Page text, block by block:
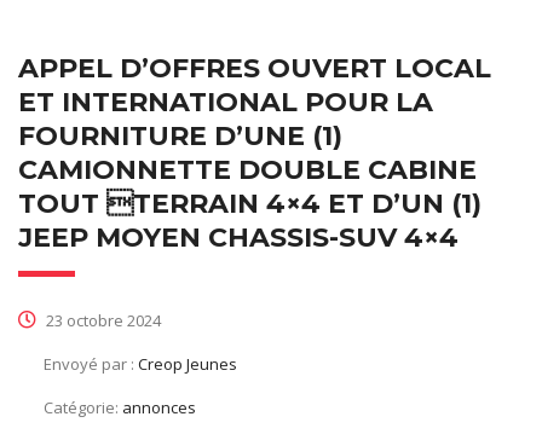
APPEL D’OFFRES OUVERT LOCAL
ET INTERNATIONAL POUR LA
FOURNITURE D’UNE (1)
CAMIONNETTE DOUBLE CABINE
TOUT TERRAIN 4×4 ET D’UN (1)
JEEP MOYEN CHASSIS-SUV 4×4
23 octobre 2024
Envoyé par : Creop Jeunes
Catégorie: annonces